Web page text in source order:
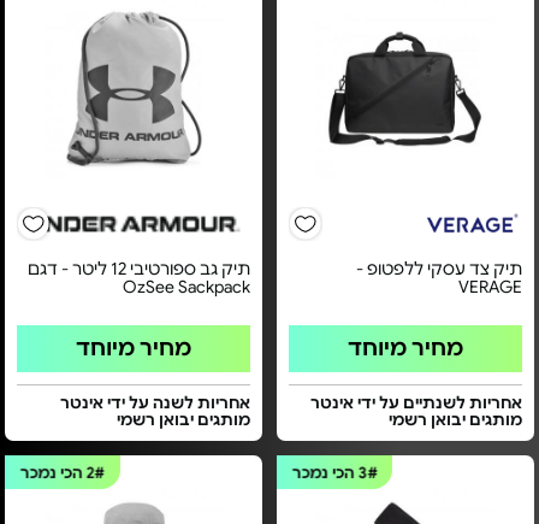
תיק צד עסקי ללפטופ -
VERAGE
מחיר מיוחד
אחריות לשנתיים על ידי אינטר
מותגים יבואן רשמי
תיק גב ספורטיבי 12 ליטר - דגם
OzSee Sackpack
מחיר מיוחד
אחריות לשנה על ידי אינטר
מותגים יבואן רשמי
3# הכי נמכר 2#הכי נמכר